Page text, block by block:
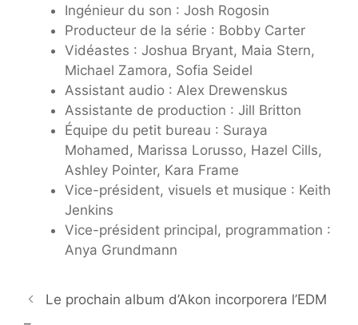
Ingénieur du son : Josh Rogosin
Producteur de la série : Bobby Carter
Vidéastes : Joshua Bryant, Maia Stern,
Michael Zamora, Sofia Seidel
Assistant audio : Alex Drewenskus
Assistante de production : Jill Britton
Équipe du petit bureau : Suraya
Mohamed, Marissa Lorusso, Hazel Cills,
Ashley Pointer, Kara Frame
Vice-président, visuels et musique : Keith
Jenkins
Vice-président principal, programmation :
Anya Grundmann
Le prochain album d’Akon incorporera l’EDM